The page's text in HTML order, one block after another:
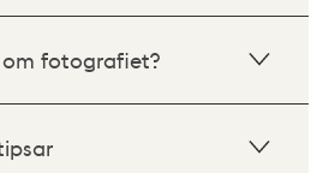
fotografiet?